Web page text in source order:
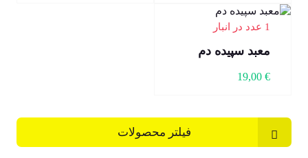
1 عدد در انبار
معبد سپیده دم
19,00 €
فیلتر محصولات